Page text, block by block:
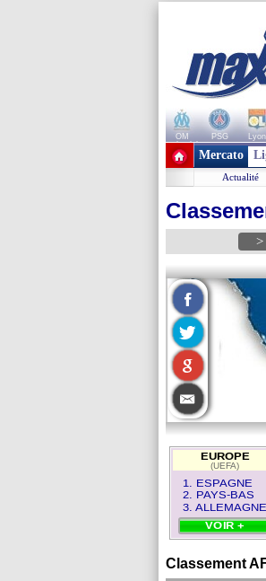
OM PSG Lyon
+ de clubs
Mercato
Actualité
>
EUROPE
(UEFA)
1. ESPAGNE
2. PAYS-BAS
3. ALLEMAGNE
VOIR +
Classement